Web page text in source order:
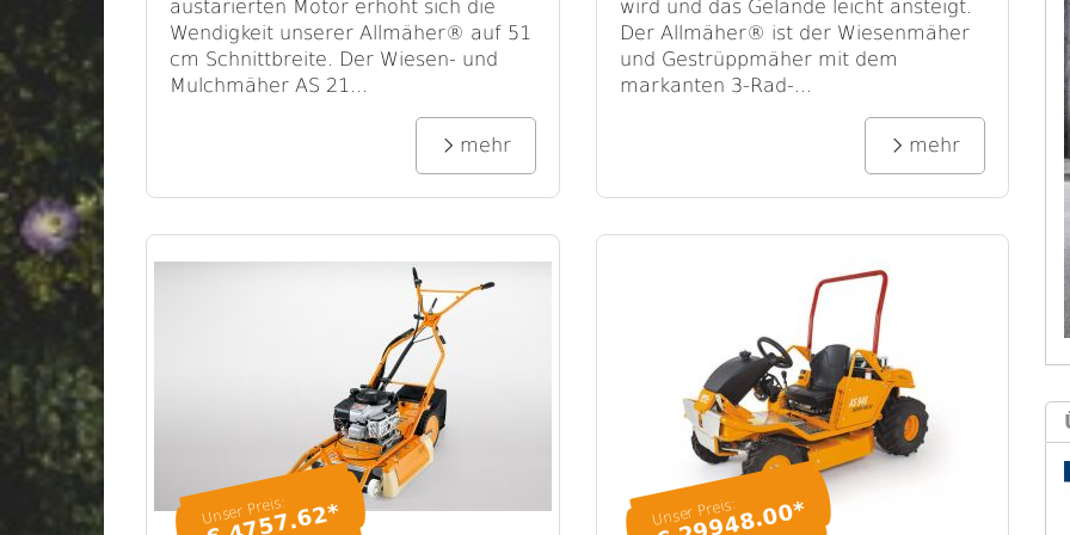
austarierten Motor erhöht sich die
Wendigkeit unserer Allmäher® auf 51
cm Schnittbreite. Der Wiesen- und
Mulchmäher AS 21...
mehr
wird und das Gelände leicht ansteigt.
Der Allmäher® ist der Wiesenmäher
und Gestrüppmäher mit dem
markanten 3-Rad-...
mehr
Unser Preis: Unser Preis: